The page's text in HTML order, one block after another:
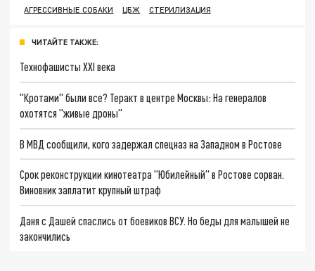
АГРЕССИВНЫЕ СОБАКИ
ЦБЖ СТЕРИЛИЗАЦИЯ
ЧИТАЙТЕ ТАКЖЕ:
Технофашисты XXI века
"Кротами" были все? Теракт в центре Москвы: На генералов
охотятся "живые дроны"
В МВД сообщили, кого задержал спецназ на Западном в Ростове
Срок реконструкции кинотеатра "Юбилейный" в Ростове сорван.
Виновник заплатит крупный штраф
Даня с Дашей спаслись от боевиков ВСУ. Но беды для малышей не
закончились